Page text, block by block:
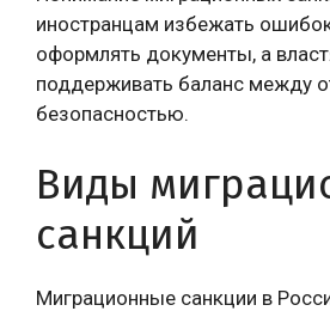
иностранцам избежать
оформлять документы, а
поддерживать баланс между
безопасностью.
Виды
санкций
Миграционные санкции в